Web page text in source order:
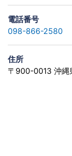
電話番号
098-866-2580
住所
〒900-0013 沖縄